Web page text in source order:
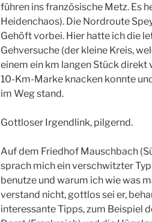
führen ins französische Metz. Es
Heidenchaos). Die Nordroute
Gehöft vorbei. Hier hatte ich die
Gehversuche (der kleine Kreis,
einem ein km langen Stück direkt
10-Km-Marke knacken konnte
im Weg stand.
Gottloser Irgendlink, pilgernd.
Auf dem Friedhof Mauschbach
sprach mich ein verschwitzter
benutze und warum ich wie was
verstand nicht, gottlos sei er,
interessante Tipps, zum Beispiel